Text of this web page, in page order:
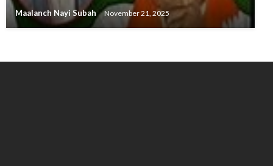
Maalanch Nayi Subah November 21, 2025